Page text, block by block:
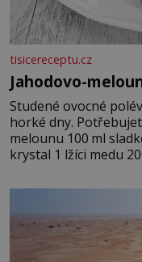
tisicereceptu.cz
Jahodovo-
Studené ovocné
horké dny. Potřebujete 200 g jahod 600 g žlutého
melounu 100 ml
krystal 1 lžíci medu